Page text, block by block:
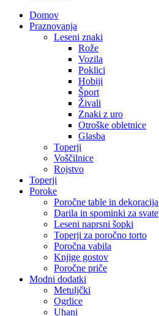
Domov
Praznovanja
Leseni znaki
Rože
Vozila
Poklici
Hobiji
Šport
Živali
Znaki z uro
Otroške obletnice
Glasba
Toperji
Voščilnice
Rojstvo
Toperji
Poroke
Poročne table in dekoracija
Darila in spominki za svate
Leseni naprsni šopki
Toperji za poročno torto
Poročna vabila
Knjige gostov
Poročne priče
Modni dodatki
Metuljčki
Ogrlice
Uhani